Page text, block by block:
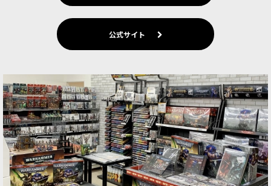
公式サイト